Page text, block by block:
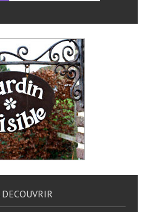
encombrants